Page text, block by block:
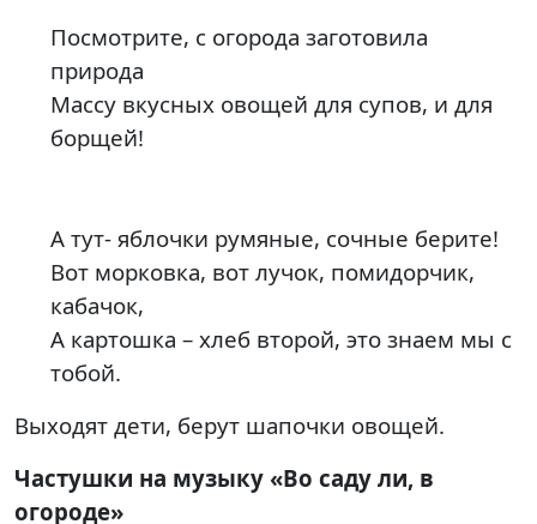
Посмотрите, с огорода заготовила
природа
Массу вкусных овощей для супов, и для
борщей!
А тут- яблочки румяные, сочные берите!
Вот морковка, вот лучок, помидорчик,
кабачок,
А картошка – хлеб второй, это знаем мы с
тобой.
Выходят дети, берут шапочки овощей.
Частушки на музыку «Во саду ли, в
огороде»